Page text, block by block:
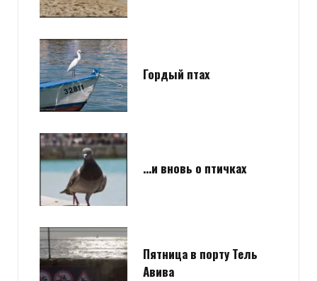
Гордый птах
…и вновь о птичках
Пятница в порту Тель
Авива